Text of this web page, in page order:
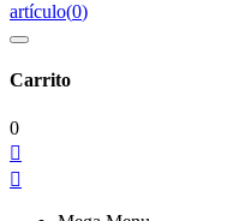
artículo(0)
Carrito
0

